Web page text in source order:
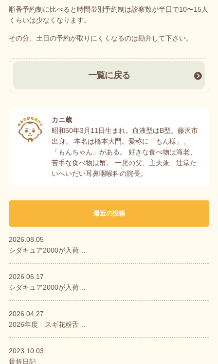
順番予約制に比べると時間帯別予約制は診察数が半日で10〜15人
くらいは少なくなります。
その分、土日の予約が取りにくくなるのは勘弁して下さい。
一覧に戻る
カニ蔵
昭和50年3月11日生まれ。血液型はB型。藤沢市
出身。 本名は橋本大門。愛称に「もん様」、
「もんちゃん」がある。 好きな食べ物は海老、
苦手な食べ物は蟹。 一児の父、主夫兼、辻堂た
いへいだい耳鼻咽喉科の院長。
最近の投稿
2026.08.05
シダキュア2000が入荷…
2026.06.17
シダキュア2000が入荷…
2026.04.27
2026年度 スギ花粉舌…
2023.10.03
骨折日記